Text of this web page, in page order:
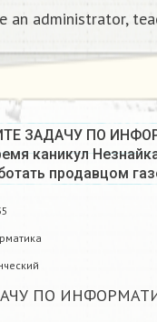
an administrator,
ЗАДАЧУ ПО
каникул
продавцом
ПО